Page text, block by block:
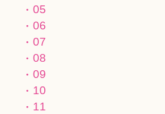
05
06
07
08
09
10
11